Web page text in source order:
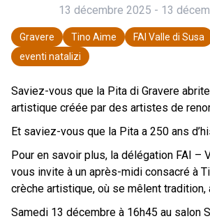
13 décembre 2025 - 13
Gravere Tino Aime FAI Valle di Susa
eventi natalizi
Saviez-vous que la Pita di Gravere
artistique créée par des artistes de
Et saviez-vous que la Pita a 250 ans
Pour en savoir plus, la délégation FAI –
vous invite à un après-midi consacré à
crèche artistique, où se mêlent tradition,
Samedi 13 décembre à 16h45 au salon